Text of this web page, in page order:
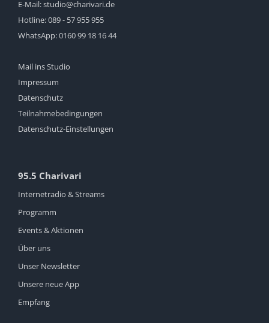
E-Mail:studio@charivari.de
Hotline:089 - 57 955 955
WhatsApp:0160 99 18 16 44
Mail ins Studio
Impressum
Datenschutz
Teilnahmebedingungen
Datenschutz-Einstellungen
95.5 Charivari
Internetradio & Streams
Programm
Events & Aktionen
Über uns
Unser Newsletter
Unsere neue App
Empfang